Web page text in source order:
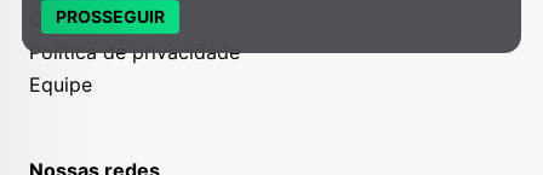
Quem somos
Política de privacidade
Equipe
Nossas redes
PROSSEGUIR